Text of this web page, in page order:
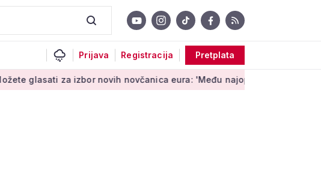
Prijava Registracija Pretplata
za izbor novih novčanica eura: 'Među najopipljivijim su izrazima